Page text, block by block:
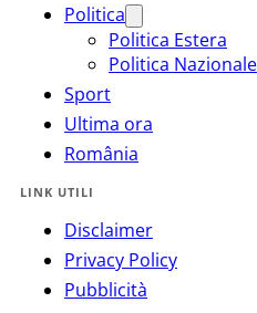
Politica
Politica Estera
Politica Nazionale
Sport
Ultima ora
România
LINK UTILI
Disclaimer
Privacy Policy
Pubblicità